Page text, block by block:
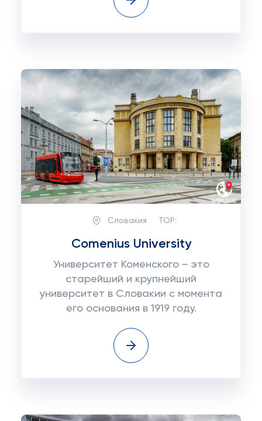
Словакия TOP:
Comenius University
Университет Коменского – это
старейший и крупнейший
университет в Словакии с момента
его основания в 1919 году.